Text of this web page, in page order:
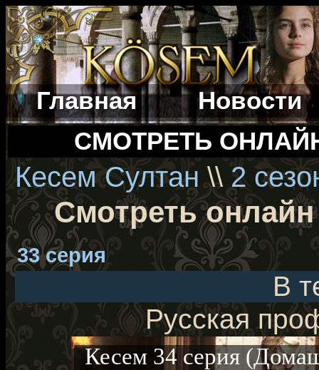
Главная
Новости
СМОТРЕТЬ
Кесем Султан\\ 2
Смотреть
33 серия
В
Русская
Кесем 34 серия